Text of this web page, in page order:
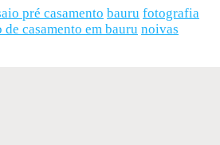
pré casamento bauru fotografia
casamento em bauru noivas